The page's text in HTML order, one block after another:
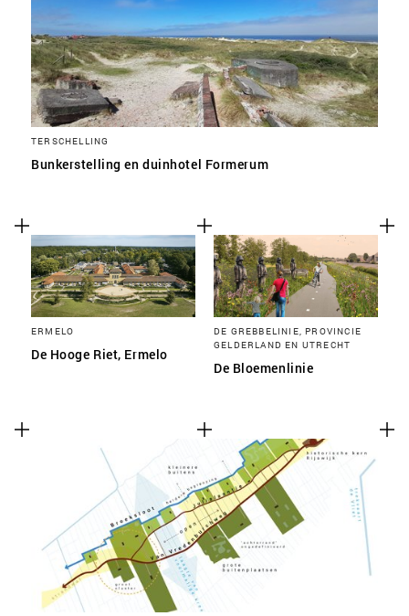
TERSCHELLING
Bunkerstelling en duinhotel Formerum
ERMELO
De Hooge Riet, Ermelo
DE GREBBELINIE, PROVINCIE
GELDERLAND EN UTRECHT
De Bloemenlinie